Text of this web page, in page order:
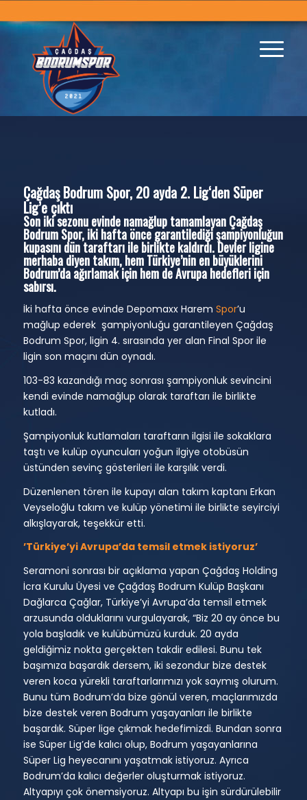
Çağdaş Bodrum Spor, 20 ayda 2. Lig‘den Süper
Lig’e çıktı
Son iki sezonu evinde namağlup tamamlayan Çağdaş
Bodrum Spor, iki hafta önce garantilediği şampiyonluğun
kupasını dün taraftarı ile birlikte kaldırdı. Devler ligine
merhaba diyen takım, hem Türkiye’nin en büyüklerini
Bodrum’da ağırlamak için hem de Avrupa hedefleri için
sabırsı.
İki hafta önce evinde Depomaxx Harem Spor’u
mağlup ederek şampiyonluğu garantileyen Çağdaş
Bodrum Spor, ligin 4. sırasında yer alan Final Spor ile
ligin son maçını dün oynadı.
103-83 kazandığı maç sonrası şampiyonluk sevincini
kendi evinde namağlup olarak taraftarı ile birlikte
kutladı.
Şampiyonluk kutlamaları taraftarın ilgisi ile sokaklara
taştı ve kulüp oyuncuları yoğun ilgiye otobüsün
üstünden sevinç gösterileri ile karşılık verdi.
Düzenlenen tören ile kupayı alan takım kaptanı Erkan
Veyseloğlu takım ve kulüp yönetimi ile birlikte seyirciyi
alkışlayarak, teşekkür etti.
’Türkiye’yi Avrupa’da temsil etmek istiyoruz’
Seramoni sonrası bir açıklama yapan Çağdaş Holding
İcra Kurulu Üyesi ve Çağdaş Bodrum Kulüp Başkanı
Dağlarca Çağlar, Türkiye’yi Avrupa’da temsil etmek
arzusunda olduklarını vurgulayarak, “Biz 20 ay önce bu
yola başladık ve kulübümüzü kurduk. 20 ayda
geldiğimiz nokta gerçekten takdir edilesi. Bunu tek
başımıza başardık dersem, iki sezondur bize destek
veren koca yürekli taraftarlarımızı yok saymış olurum.
Bunu tüm Bodrum’da bize gönül veren, maçlarımızda
bize destek veren Bodrum yaşayanları ile birlikte
başardık. Süper lige çıkmak hedefimizdi. Bundan sonra
ise Süper Lig’de kalıcı olup, Bodrum yaşayanlarına
Süper Lig heyecanını yaşatmak istiyoruz. Ayrıca
Bodrum’da kalıcı değerler oluşturmak istiyoruz.
Altyapıyı çok önemsiyoruz. Altyapı bu işin sürdürülebilir